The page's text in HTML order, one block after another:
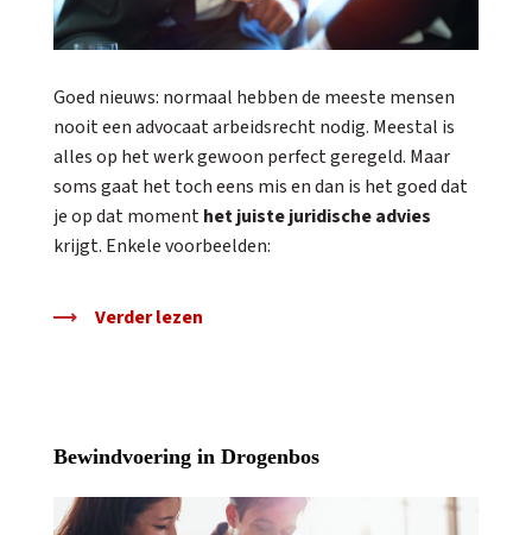
Goed nieuws: normaal hebben de meeste mensen
nooit een advocaat arbeidsrecht nodig. Meestal is
alles op het werk gewoon perfect geregeld. Maar
soms gaat het toch eens mis en dan is het goed dat
je op dat momenthet juiste juridische advies
krijgt. Enkele voorbeelden:
Verder lezen
Bewindvoering in Drogenbos